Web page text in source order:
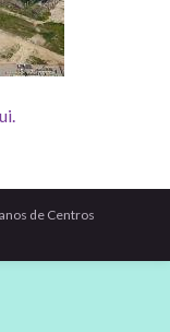
de Centros